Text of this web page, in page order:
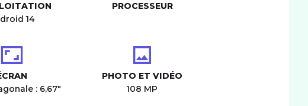
14
PROCESSEUR
: 6,67"
PHOTO ET VIDÉO
108 MP